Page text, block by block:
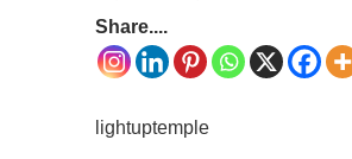
Share....
lightuptemple